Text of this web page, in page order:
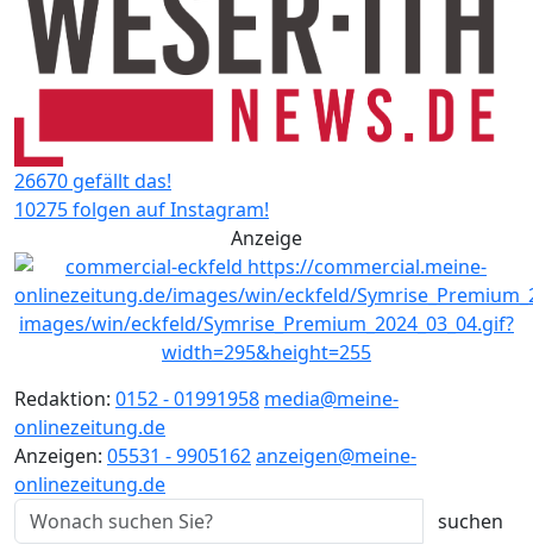
26670 gefällt das!
10275 folgen auf Instagram!
Anzeige
Redaktion: 0152 - 01991958 media@meine-
onlinezeitung.de
Anzeigen: 05531 - 9905162anzeigen@meine-
onlinezeitung.de